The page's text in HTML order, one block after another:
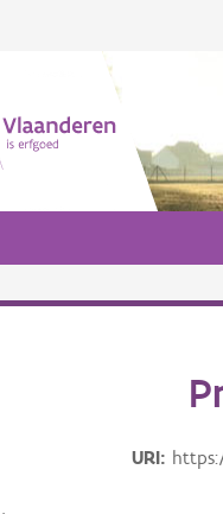
URI